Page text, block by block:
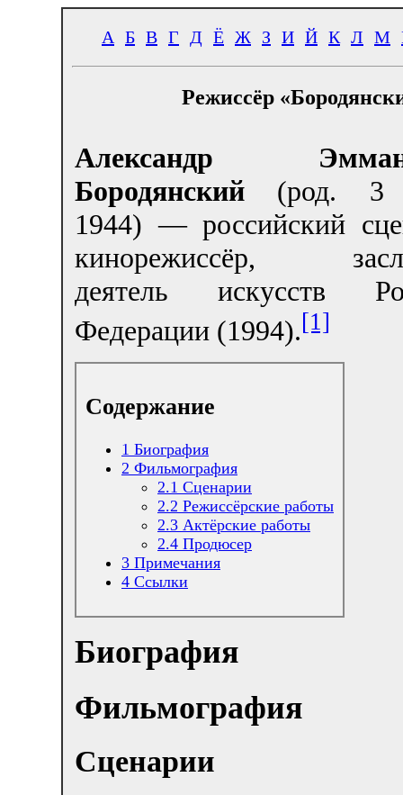
А Б В Г Д Ё Ж З И Й К Л М
Режиссёр
Александр
Бородянский (род. 3
1944) — российский
кинорежиссёр,
деятель искусств
Федерации (1994).[1]
Содержание
1 Биография
2 Фильмография
2.1 Сценарии
2.2 Режиссёрские работы
2.3 Актёрские работы
2.4 Продюсер
3 Примечания
4 Ссылки
Биография
Фильмография
Сценарии